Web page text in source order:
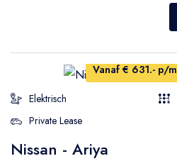
Vanaf € 631.- p/m
Elektrisch
Private Lease
Nissan - Ariya